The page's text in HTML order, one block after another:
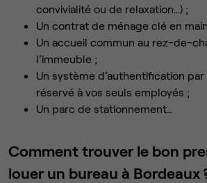
convivialité ou de relaxation…) ;
Un contrat de ménage clé en
Un accueil commun au rez-de-
l’immeuble ;
Un système d’authentification
réservé à vos seuls employés ;
Un parc de stationnement…
Comment trouver le bon
louer un bureau à Bordeaux